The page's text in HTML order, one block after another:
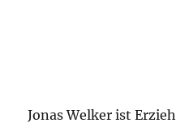
Jonas Welker ist